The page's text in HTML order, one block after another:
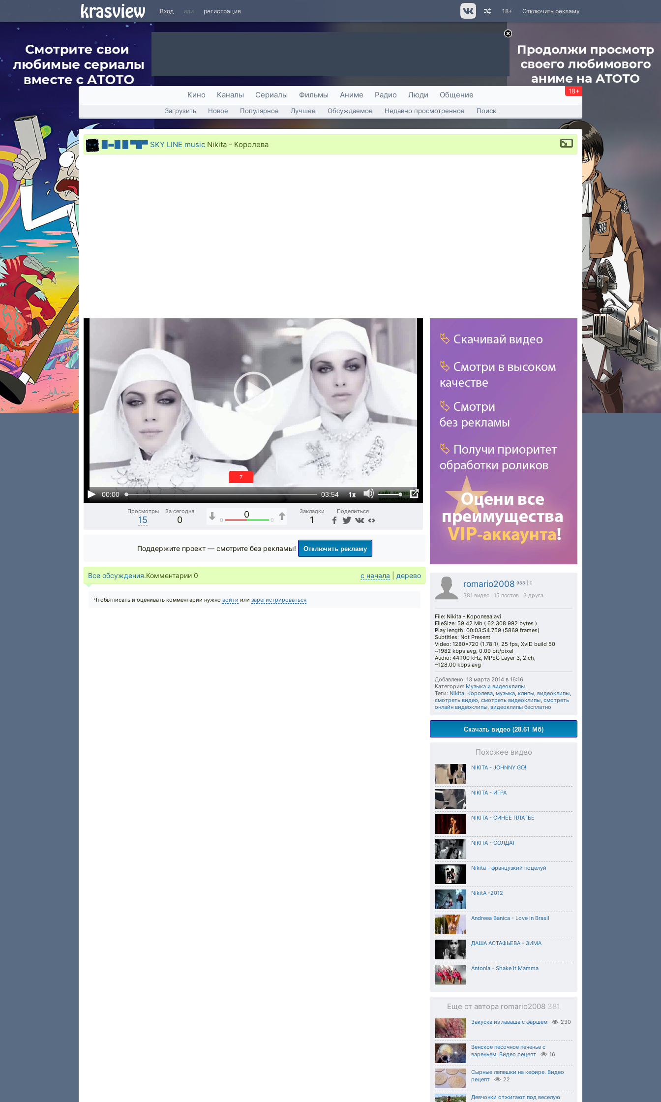
Вход или регистрация Отключить рекламу
18+
Кино Каналы Сериалы Фильмы Аниме Радио Люди Общение 18+
Загрузить Новое Популярное Лучшее Обсуждаемое Недавно просмотренное Поиск
█▬█ █ ▀█▀ SKY LINE music Nikita - Королева
00:00 03:54 1x
6
Просмотры
15
За сегодня
0
0
0 0
Закладки
1
Поделиться
romario2008 988 | 0
381 видео 15 постов 3 друга
File: Nikita - Королева.avi
FileSize: 59.42 Mb ( 62 308 992 bytes )
Play length: 00:03:54.759 (5869 frames)
Subtitles: Not Present
Video: 1280x720 (1.78:1), 25 fps, XviD build 50
~1982 kbps avg, 0.09 bit/pixel
Audio: 44.100 kHz, MPEG Layer 3, 2 ch,
~128.00 kbps avg
Добавлено: 13 марта 2014 в 16:16
Категория: Музыка и видеоклипы
Теги: Nikita, Королева, музыка, клипы, видеоклипы,
смотреть видео, смотреть видеоклипы, смотреть
онлайн видеоклипы, видеоклипы бесплатно
Скачать видео (28.61 Мб)
Похожее видео
NIKITA - JOHNNY GO!
NIKITA - ИГРА
NIKITA - СИНЕЕ ПЛАТЬЕ
NIKITA - СОЛДАТ
Nikita - французкий поцелуй
NikitA -2012
Andreea Banica - Love in Brasil
ДАША АСТАФЬЕВА - ЗИМА
Antonia - Shake It Mamma
Еще от автора romario2008 381
Закуска из лаваша с фаршем 230
Венское песочное печенье с
вареньем. Видео рецепт
16
Сырные лепешки на кефире. Видео
рецепт
22
Девчонки отжигают под веселую
Поддержите проект — смотрите без рекламы! Отключить рекламу
Все обсуждения.Комментарии 0 с начала дерево
Чтобы писать и оценивать комментарии нужно войти или зарегистрироваться